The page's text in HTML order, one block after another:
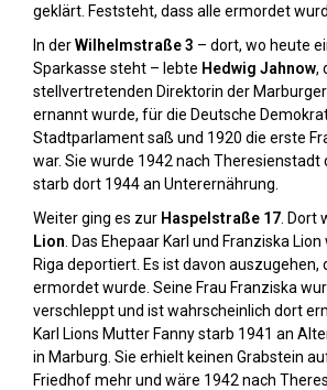
geklärt. Feststeht, dass alle ermordet
In derWilhelmstraße 3 – dort, wo heute
Sparkasse steht – lebte Hedwig Jahnow,
stellvertretenden Direktorin der
ernannt wurde, für die Deutsche
Stadtparlament saß und 1920 die erste
war. Sie wurde 1942 nach Theresienstadt
starb dort 1944 an Unterernährung.
Weiter ging es zur Haspelstraße 17 . Dort
Lion . Das Ehepaar Karl und Franziska
Riga deportiert. Es ist davon auszugehen,
ermordet wurde. Seine Frau Franziska
verschleppt und ist wahrscheinlich dort
Karl Lions Mutter Fanny starb 1941 an
in Marburg. Sie erhielt keinen Grabstein
Friedhof mehr und wäre 1942 nach